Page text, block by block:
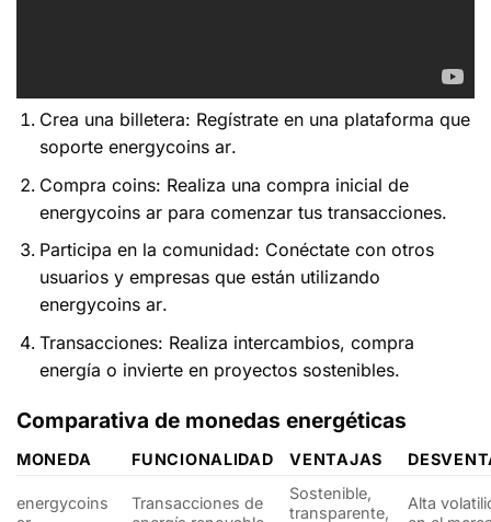
Crea una billetera: Regístrate en una plataforma que
soporte energycoins ar.
Compra coins: Realiza una compra inicial de
energycoins arpara comenzar tus transacciones.
Participa en la comunidad: Conéctate con otros
usuarios y empresas que están utilizando
energycoins ar.
Transacciones: Realiza intercambios, compra
energía o invierte en proyectos sostenibles.
Comparativa de monedas energéticas
MONEDA FUNCIONALIDAD VENTAJAS
energycoins
Transacciones de
Sostenible,
transparente,
Alta